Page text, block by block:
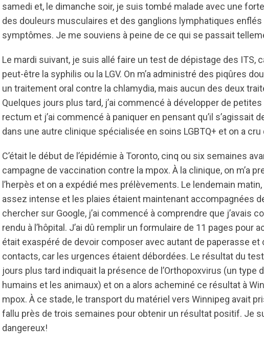
samedi et, le dimanche soir, je suis tombé malade avec une
des douleurs musculaires et des ganglions lymphatiques
symptômes. Je me souviens à peine de ce qui se passait
Le mardi suivant, je suis allé faire un test de dépistage des ITS,
peut-être la syphilis ou la LGV. On m’a administré des piqûres
un traitement oral contre la chlamydia, mais aucun des deux
Quelques jours plus tard, j’ai commencé à développer de
rectum et j’ai commencé à paniquer en pensant qu’il s’agissait
dans une autre clinique spécialisée en soins LGBTQ+ et on a cru
C’était le début de l’épidémie à Toronto, cinq ou six semaines
campagne de vaccination contre la mpox. À la clinique, on m’a
l’herpès et on a expédié mes prélèvements. Le lendemain
assez intense et les plaies étaient maintenant accompagnées
chercher sur Google, j’ai commencé à comprendre que j’avais
rendu à l’hôpital. J’ai dû remplir un formulaire de 11 pages pour
était exaspéré de devoir composer avec autant de paperasse
contacts, car les urgences étaient débordées. Le résultat du
jours plus tard indiquait la présence de l’Orthopoxvirus (un type
humains et les animaux) et on a alors acheminé ce résultat à
mpox. À ce stade, le transport du matériel vers Winnipeg avait
fallu près de trois semaines pour obtenir un résultat positif. Je
dangereux!